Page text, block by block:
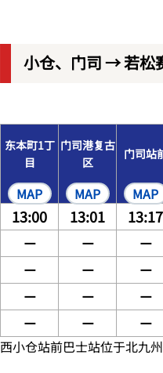
モーター抽選結果・前検
小仓、门司 → 若松
东本町1丁
目
MAP
门司港复古
区
MAP
门司站
MAP
13:00 13:01
13:17
－
－
－
－
－
－
－
－
－
－
－ －
西小仓站前巴士站位于北九